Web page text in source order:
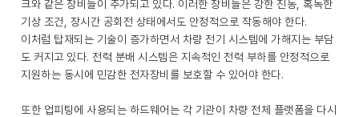
크와 같은 장비들이 추가되고 있다. 이러한 장비들은 강한 진동, 혹독한
기상 조건, 장시간 공회전 상태에서도 안정적으로 작동해야 한다.
이처럼 탑재되는 기술이 증가하면서 차량 전기 시스템에 가해지는 부담
도 커지고 있다. 전력 분배 시스템은 지속적인 전력 부하를 안정적으로
지원하는 동시에 민감한 전자장비를 보호할 수 있어야 한다.
또한 업피팅에 사용되는 하드웨어는 각 기관이 차량 전체 플랫폼을 다시